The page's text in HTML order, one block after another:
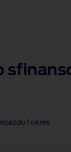
I okres